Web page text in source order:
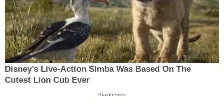
Disney’s Live-Action Simba Was Based On The
Cutest Lion Cub Ever
Brainberries